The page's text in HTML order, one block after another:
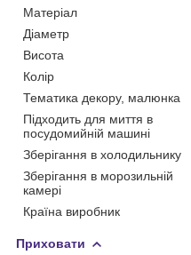
Матеріал
Діаметр
Висота
Колір
Тематика декору, малюнка
Підходить для миття в
посудомийній машині
Зберігання в холодильнику
Зберігання в морозильній
камері
Країна виробник
Приховати